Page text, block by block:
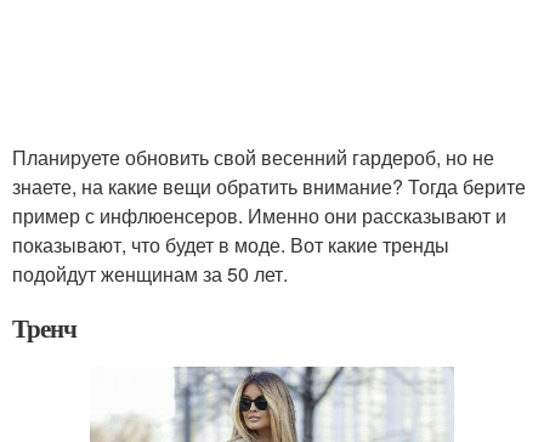
Планируете обновить свой весенний гардероб, но не
знаете, на какие вещи обратить внимание? Тогда берите
пример с инфлюенсеров. Именно они рассказывают и
показывают, что будет в моде. Вот какие тренды
подойдут женщинам за 50 лет.
Тренч